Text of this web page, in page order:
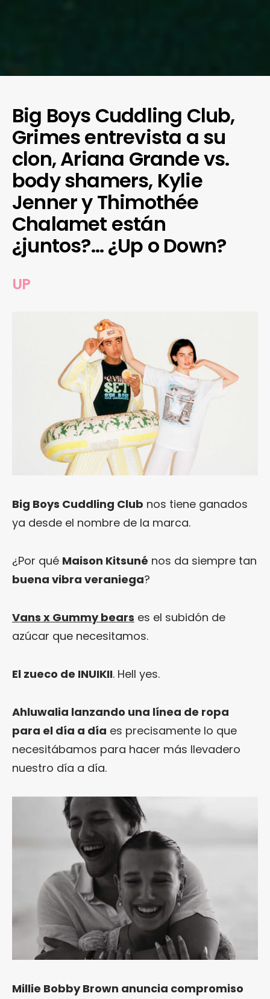
Big Boys Cuddling Club,
Grimes entrevista a su
clon, Ariana Grande vs.
body shamers, Kylie
Jenner y Thimothée
Chalamet están
¿juntos?… ¿Up o Down?
UP
Big Boys Cuddling Club nos tiene ganados
ya desde el nombre de la marca.
¿Por qué Maison Kitsuné nos da siempre tan
buena vibra veraniega?
Vans x Gummy bears es el subidón de
azúcar que necesitamos.
El zueco de INUIKII. Hell yes.
Ahluwalia lanzando una línea de ropa
para el día a día es precisamente lo que
necesitábamos para hacer más llevadero
nuestro día a día.
Millie Bobby Brown anuncia compromiso